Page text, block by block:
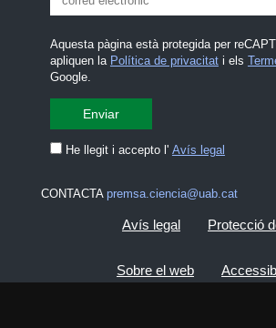
Aquesta pàgina està protegida per
apliquen la Política de privacitati els
Google.
He llegit i accepto l' Avís legal
CONTACTA premsa.ciencia@uab.cat
Avís legal Protecció
Sobre el web